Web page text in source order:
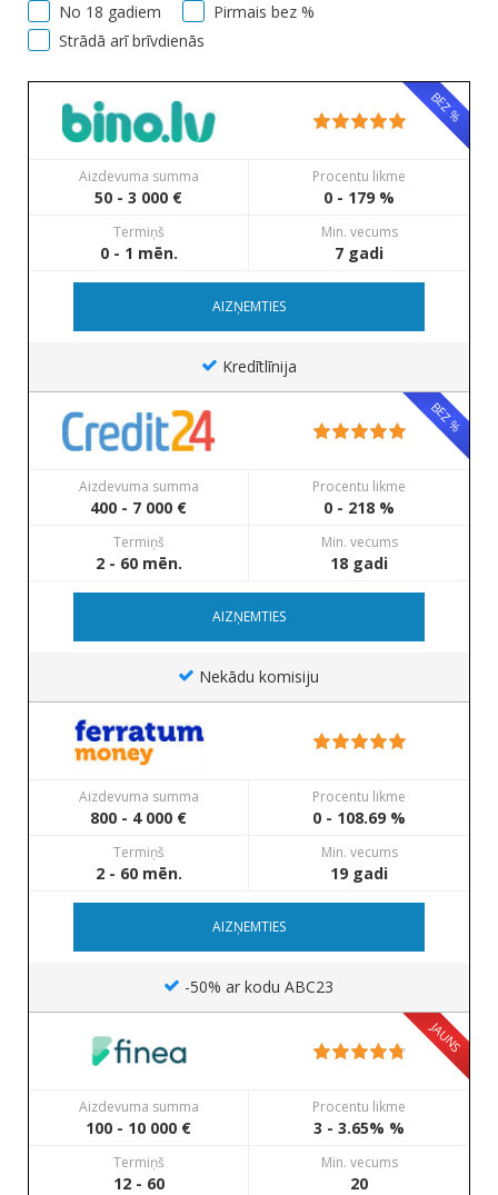
No 18 gadiem
Pirmais bez %
Strādā arī brīvdienās
BEZ %
Aizdevuma summa
50 - 3 000 €
Procentu likme
0 - 179 %
Termiņš
0 - 1 mēn.
Min. vecums
7 gadi
AIZŅEMTIES
Kredītlīnija
BEZ %
Aizdevuma summa
400 - 7 000 €
Procentu likme
0 - 218 %
Termiņš
2 - 60 mēn.
Min. vecums
18 gadi
AIZŅEMTIES
Nekādu komisiju
Aizdevuma summa
800 - 4 000 €
Procentu likme
0 - 108.69 %
Termiņš
2 - 60 mēn.
Min. vecums
19 gadi
AIZŅEMTIES
-50% ar kodu ABC23
JAUNS
Aizdevuma summa
100 - 10 000 €
Procentu likme
3 - 3.65% %
Termiņš
12 - 60
Min. vecums
20